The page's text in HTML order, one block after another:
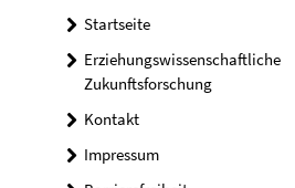
Startseite
Erziehungswissenschaftliche
Zukunftsforschung
Kontakt
Impressum